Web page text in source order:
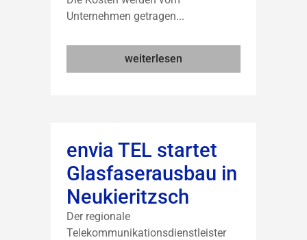
Unternehmen getragen...
weiterlesen
envia TEL startet
Glasfaserausbau in
Neukieritzsch
Der regionale
Telekommunikationsdienstleister